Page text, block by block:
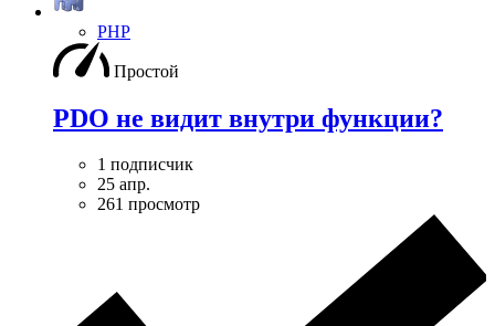
PHP
Простой
PDO не видит внутри функции?
1 подписчик
25 апр.
261 просмотр